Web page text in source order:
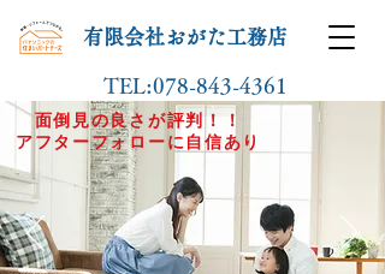
​有限会社おがた工務店
TEL:078-843-4361
面倒見の良さが評判！！
​アフターフォローに自信あり